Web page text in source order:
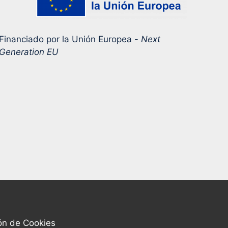
por la Unión Europea - Next
EU
de Cookies